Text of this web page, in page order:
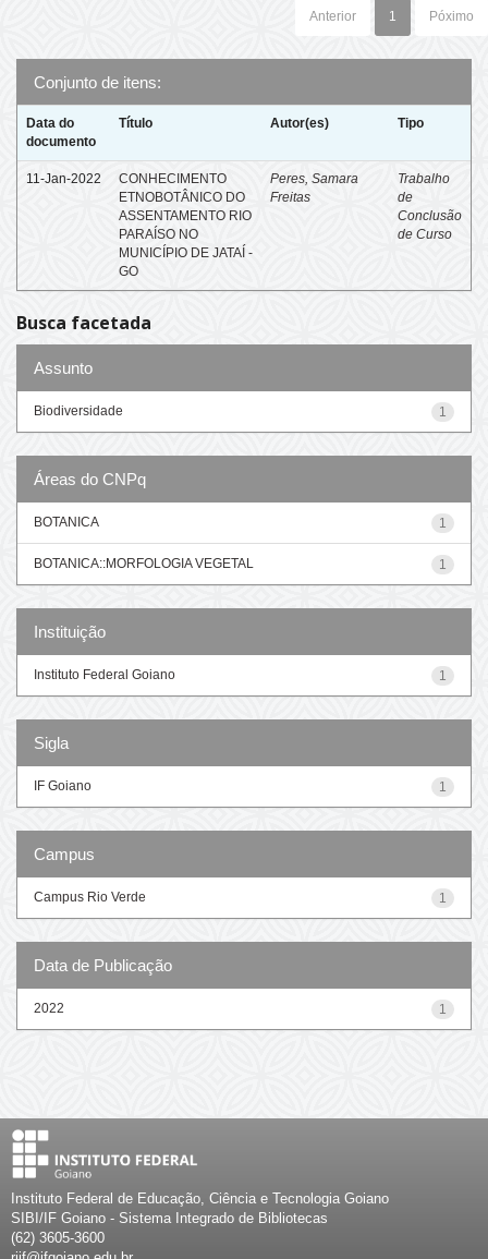
Anterior 1 Póximo
Conjunto de itens:
Data do
documento
Título Autor(es) Tipo
11-Jan-2022
CONHECIMENTO
ETNOBOTÂNICO DO
ASSENTAMENTO RIO
PARAÍSO NO
MUNICÍPIO DE JATAÍ -
GO
Peres, Samara
Freitas
Trabalho
de
Conclusão
de Curso
Busca facetada
Assunto
1
Biodiversidade
Áreas do CNPq
1
BOTANICA
1
BOTANICA::MORFOLOGIA VEGETAL
Instituição
1
Instituto Federal Goiano
Sigla
1
IF Goiano
Campus
1
Campus Rio Verde
Data de Publicação
1
2022
Instituto Federal de Educação, Ciência e Tecnologia Goiano
SIBI/IF Goiano - Sistema Integrado de Bibliotecas
(62) 3605-3600